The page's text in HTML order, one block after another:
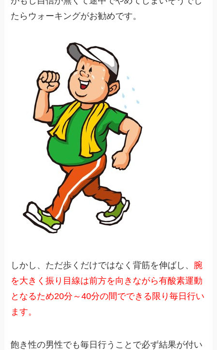
たらウォーキングがお勧めです。
しかし、ただ歩くだけではなく背筋を伸ばし、 腕
を大きく振り目線は前方を向きながら有酸素運動
となるため20分～40分の間でできる限り毎日行い
ます。
飽き性の男性でも毎日行うことで必ず結果が付い